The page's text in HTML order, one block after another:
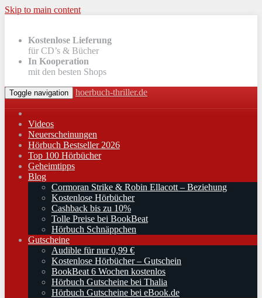
Skip to main content
Kostenlose Lieferung
für CD’s & Bücher
In Kooperation
mit den besten Shops
Toggle navigation hoerbuch-thriller.de
Videos
Neuerscheinungen
Hörbuch Bestseller 2026
Top 100 Hörbücher
Geheimtipps
Blog
Cormoran Strike & Robin Ellacott – Beziehung
Kostenlose Hörbücher
Cashback bis zu 10%
Tolle Preise bei BookBeat
Hörbuch Schnäppchen
Gutscheine
Audible für nur 0,99 €
Kostenlose Hörbücher – Gutschein
BookBeat 6 Wochen kostenlos
Hörbuch Gutscheine bei Thalia
Hörbuch Gutscheine bei eBook.de